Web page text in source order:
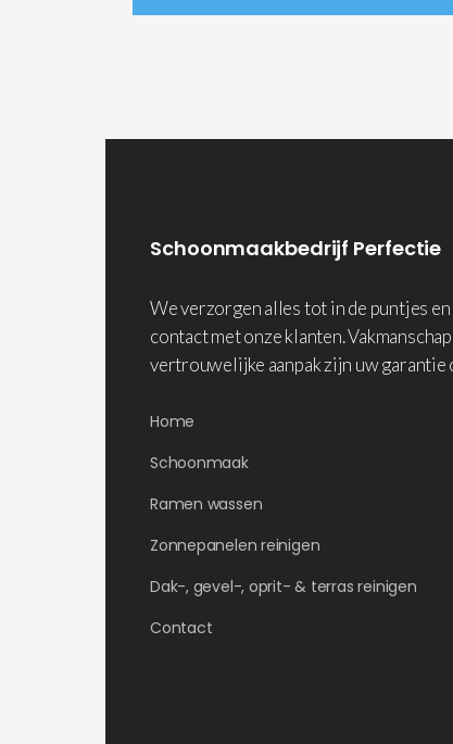
Schoonmaakbedrijf Perfectie
We verzorgen alles tot in de puntjes
contact met onze klanten.
vertrouwelijke aanpak zijn uw garantie
Home
Schoonmaak
Ramen wassen
Zonnepanelen reinigen
Dak-, gevel-, oprit- & terras reinigen
Contact